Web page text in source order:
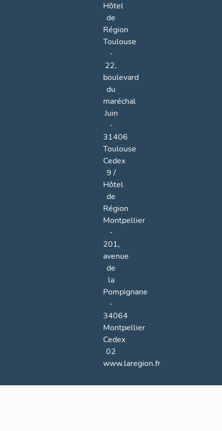
Hôtel
de
Région
Toulouse
-
22,
boulevard
du
maréchal
Juin
-
31406
Toulouse
Cedex
9 /
Hôtel
de
Région
Montpellier
-
201,
avenue
de
la
Pompignane
-
34064
Montpellier
Cedex
02
www.laregion.fr